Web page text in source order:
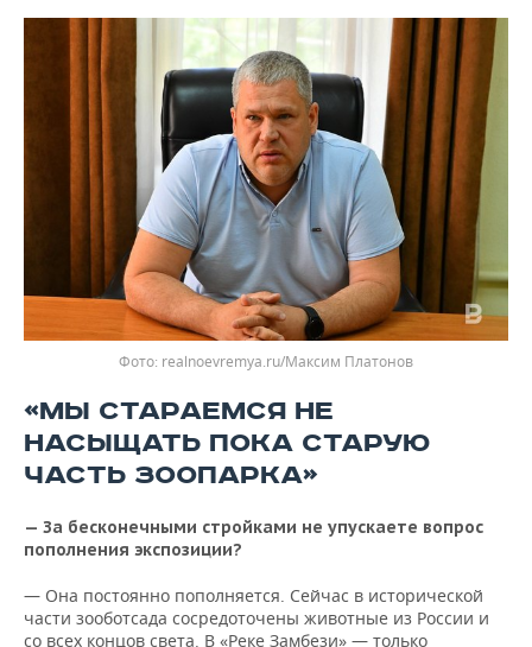
realnoevremya.ru/Максим Платонов
«МЫ СТАРАЕМСЯ НЕ
НАСЫЩАТЬ ПОКА СТАРУЮ
ЧАСТЬ ЗООПАРКА»
— За бесконечными стройками не упускаете вопрос
пополнения экспозиции?
— Она постоянно пополняется. Сейчас в исторической
части зооботсада сосредоточены животные из России и
со всех концов света. В «Реке Замбези» — только